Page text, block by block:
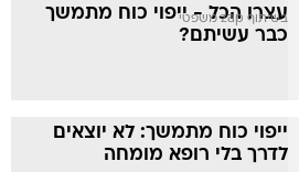
עצרו הכל - ייפוי כוח מתמשך
כבר עשיתם?
בשיתוף zap משפטי
ייפוי כוח מתמשך: לא יוצאים
לדרך בלי רופא מומחה